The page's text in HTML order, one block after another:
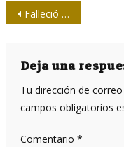
Navegación
entradas
Falleció la colega Evangelina Chió
Deja una
Tu dirección de
campos obligatorios
Comentario *